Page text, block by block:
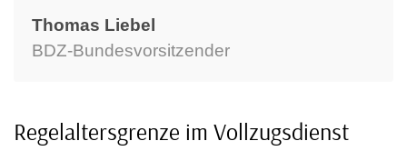
Thomas Liebel
BDZ-Bundesvorsitzender
Regelaltersgrenze im Vollzugsdienst